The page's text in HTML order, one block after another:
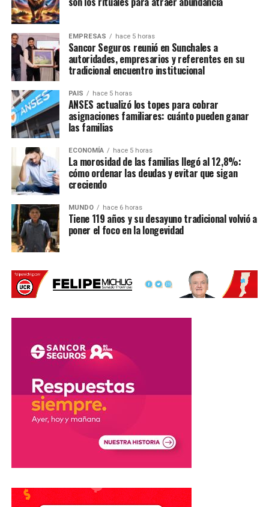
provincial y destacó los recursos obtenidos a través de
programas como
permitieron concretar diferentes obras.
Con información de Radio Belgrano de Suardi
que generen daños en zonas urbanas y rurales.
Con información de Equipo de Trabajo – Senador
Provincial Alcides Calvo
ágiles para los desalojos y modificar las condiciones
relacionadas con las expropiaciones.
El Gobierno retiró los cambios al Manejo
del Fuego
Uno de los principales obstáculos para el oficialismo fue
la propuesta de modificar la legislación sobre incendios.
La iniciativa original planteaba cambios a la
Manejo del Fuego, vigente desde 2020, que establece
restricciones para modificar durante determinados
períodos el uso de terrenos afectados por incendios.
Ante la falta de consenso entre los sectores dialoguistas,
el oficialismo decidióeliminar ese capítulo del
proyecto.
Entre quienes rechazaban las modificaciones se
encontraban senadores de distintos bloques y espacios
provinciales, entre ellos representantes de la UCR, PRO,
También quedó afuera la extranjerización
de tierras
El otro cambio importante se había producido antes de la
sesión.
la venta de tierras a extranjeros, uno de los puntos que
De esta manera, la ley finalmente aprobada quedó limitada
EMPRESAS hace 5 horas
Sancor Seguros reunió en Sunchales a
autoridades, empresarios y referentes en su
tradicional encuentro institucional
PAIS hace 5 horas
ANSES actualizó los topes para cobrar
asignaciones familiares: cuánto pueden ganar
las familias
ECONOMÍA hace 5 horas
La morosidad de las familias llegó al 12,8%:
cómo ordenar las deudas y evitar que sigan
creciendo
MUNDO hace 6 horas
Tiene 119 años y su desayuno tradicional volvió a
poner el foco en la longevidad